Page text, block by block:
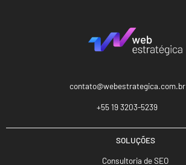
contato@webestrategica.com.br
+55 19 3203-5239
SOLUÇÕES
Consultoria de SEO